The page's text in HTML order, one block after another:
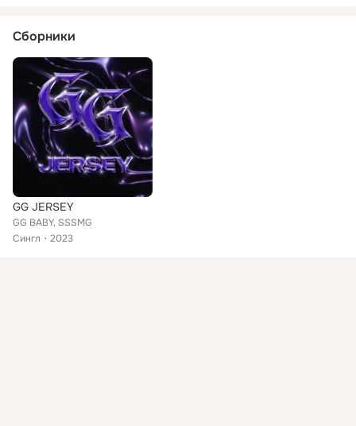
Сборники
GG JERSEY
GG BABY, SSSMG
Сингл
2023